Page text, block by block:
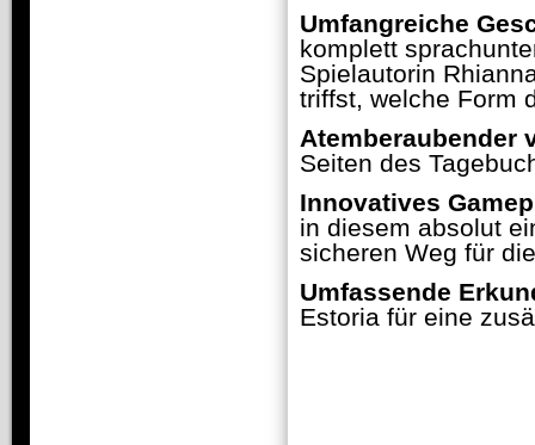
Umfangreiche
komplett
Spielautorin
triffst, welche Form
Atemberaubender
Seiten des
Innovatives
in diesem absolut
sicheren Weg für
Umfassende
Estoria für eine